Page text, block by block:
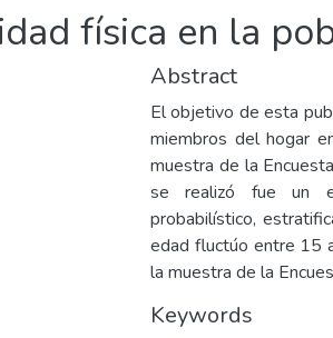
física en la
Abstract
El objetivo de esta
miembros del hogar
muestra de la
se realizó fue un
probabilístico,
edad fluctúo entre 15
la muestra de la
Keywords